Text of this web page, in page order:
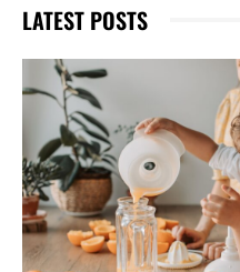
LATEST POSTS